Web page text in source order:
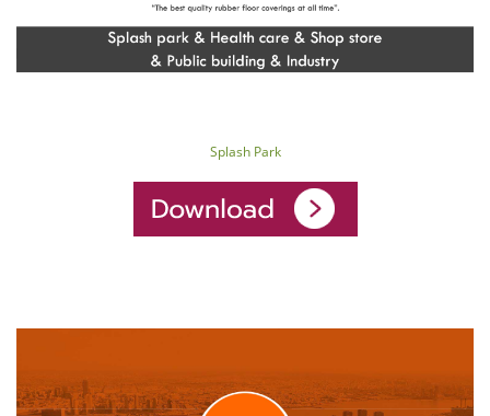
Splash Park